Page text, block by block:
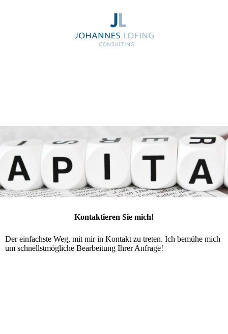
Kontaktieren Sie mich!
Der einfachste Weg, mit mir in Kontakt zu treten. Ich bemühe mich
um schnellstmögliche Bearbeitung Ihrer Anfrage!